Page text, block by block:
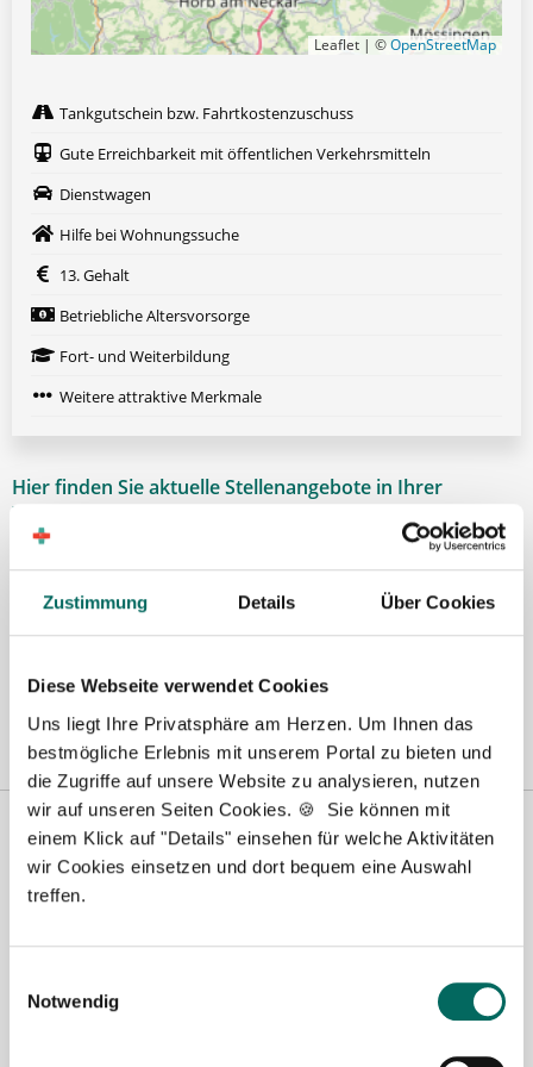
Zustimmung Details Über Cookies
Diese Webseite verwendet Cookies
Uns liegt Ihre Privatsphäre am Herzen. Um Ihnen das
bestmögliche Erlebnis mit unserem Portal zu bieten und
die Zugriffe auf unsere Website zu analysieren, nutzen
wir auf unseren Seiten Cookies. 🍪 Sie können mit
einem Klick auf "Details" einsehen für welche Aktivitäten
wir Cookies einsetzen und dort bequem eine Auswahl
treffen.
Notwendig
Leaflet | ©OpenStreetMap
Tankgutschein bzw. Fahrtkostenzuschuss
Gute Erreichbarkeit mit öffentlichen Verkehrsmitteln
Dienstwagen
Hilfe bei Wohnungssuche
13. Gehalt
Betriebliche Altersvorsorge
Fort- und Weiterbildung
Weitere attraktive Merkmale
Hier finden Sie aktuelle Stellenangebote in Ihrer
Wunschregion:
Berlin|Biberach|Dinslaken|Dortmund|Erfurt|Essen|Fürth|
Hamburg|Hannover Heilbronn|Ingolstadt Kassel|Lübeck|
Magdeburg|Mönchengladbach|München|Münster|Neu-Ulm|
Wilhelmshaven|